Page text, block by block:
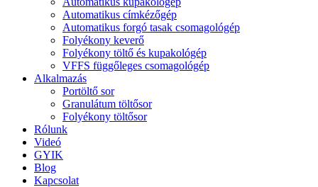
Automatikus címkézőgép
Automatikus forgó tasak csomagológép
Folyékony keverő
Folyékony töltő és kupakológép
VFFS függőleges csomagológép
Alkalmazás
Portöltő sor
Granulátum töltősor
Folyékony töltősor
Rólunk
Videó
GYIK
Blog
Kapcsolat